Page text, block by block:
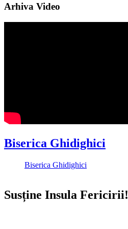
Arhiva Video
Biserica Ghidighici
Biserica Ghidighici
Susține Insula Fericirii!